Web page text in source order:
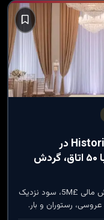
خرید Historic Hotel & Wedding Venue در
Northern England | هتل تاریخی با ۵۰ اتاق، گردش
هتل تاریخی فوق‌العاده با حدود ۵۰ اتاق، گردش مالی £5M، سود نزدیک